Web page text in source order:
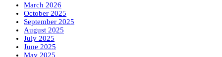
March 2026
October 2025
September 2025
August 2025
July 2025
June 2025
May 2025